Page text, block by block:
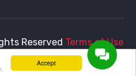
Reserved Terms of Use
PolicyAccept